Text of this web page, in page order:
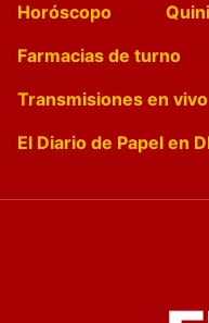
Horóscopo
Farmacias de turno
Transmisiones en vivo
El Diario de Papel en